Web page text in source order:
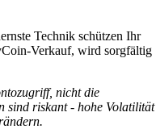
Technik schützen Ihr
Verkauf, wird sorgfältig
nicht die
sind riskant - hohe Volatilität